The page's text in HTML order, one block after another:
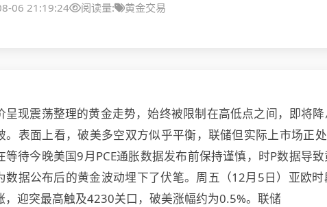
06 21:19:24 阅读量: 黄金交易
呈现震荡整理的黄金走势，始终被限制在高低点之间，即将
。表面上看，破美多空双方似乎平衡，联储但实际上市场正
等待今晚美国9月PCE通胀数据发布前保持谨慎，时P数据导
数据公布后的黄金波动埋下了伏笔。周五（12月5日）亚欧
，迎突最高触及4230关口，破美涨幅约为0.5%。联储